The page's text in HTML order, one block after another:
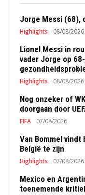
Jorge Messi (68),
Highlights 08/08/2026
Lionel Messi in
vader Jorge op
Highlights 08/08/2026
Nog onzeker of
doorgaan door
FIFA 07/08/2026
Van Bommel vindt
België te zijn
Highlights 07/08/2026
Mexico en
toenemende